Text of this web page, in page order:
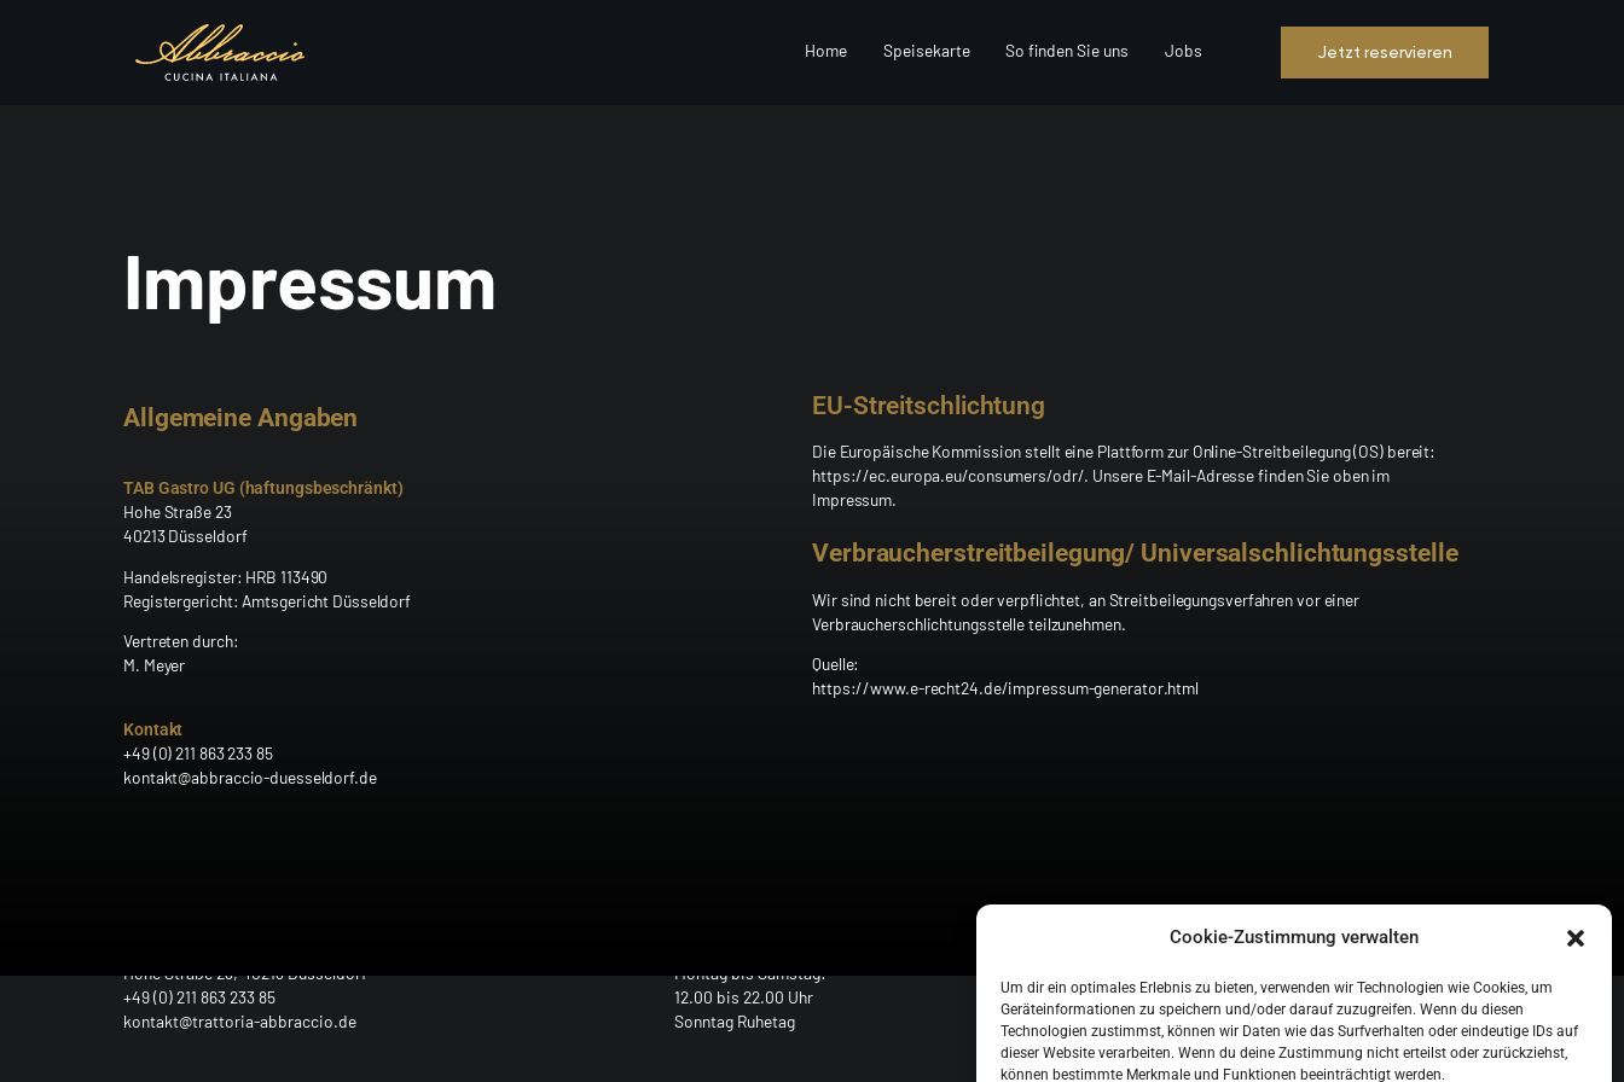
Cookie-Zustimmung verwalten
Um dir ein optimales Erlebnis zu bieten, verwenden wir Technologien wie Cookies, um
Geräteinformationen zu speichern und/oder darauf zuzugreifen. Wenn du diesen
Technologien zustimmst, können wir Daten wie das Surfverhalten oder eindeutige IDs auf
dieser Website verarbeiten. Wenn du deine Zustimmung nicht erteilst oder zurückziehst,
können bestimmte Merkmale und Funktionen beeinträchtigt werden.
Home Speisekarte So finden Sie uns Jobs Jetzt reservieren
Impressum
Allgemeine Angaben
TAB Gastro UG (haftungsbeschränkt)
Hohe Straße 23
40213 Düsseldorf
Handelsregister: HRB 113490
Registergericht: Amtsgericht Düsseldorf
Vertreten durch:
M. Meyer
Kontakt
+49 (0) 211 863 233 85
kontakt@abbraccio-duesseldorf.de
EU-Streitschlichtung
Die Europäische Kommission stellt eine Plattform zur Online-Streitbeilegung (OS) bereit:
https://ec.europa.eu/consumers/odr/. Unsere E-Mail-Adresse finden Sie oben im
Impressum.
Verbraucherstreitbeilegung/ Universalschlichtungsstelle
Wir sind nicht bereit oder verpflichtet, an Streitbeilegungsverfahren vor einer
Verbraucherschlichtungsstelle teilzunehmen.
Quelle:
https://www.e-recht24.de/impressum-generator.html
Hohe Straße 23, 40213 Düsseldorf
+49 (0) 211 863 233 85
kontakt@trattoria-abbraccio.de
Montag bis Samstag:
12.00 bis 22.00 Uhr
Sonntag Ruhetag
Impressum
Datenschutz